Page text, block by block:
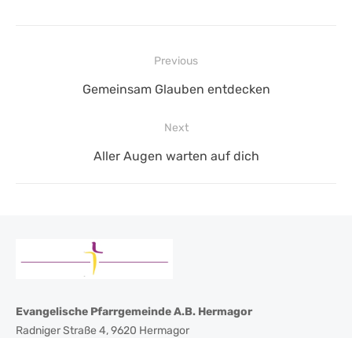
Beitragsnavigation
Previous
Previous
Gemeinsam Glauben entdecken
Next
Next
Aller Augen warten auf dich
Evangelische Pfarrgemeinde A.B. Hermagor
Radniger Straße 4, 9620 Hermagor